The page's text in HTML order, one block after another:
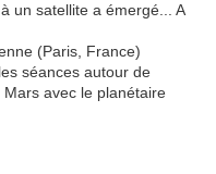
un satellite a émergé... A
(Paris, France)
séances autour de
avec le planétaire